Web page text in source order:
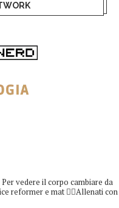
Per vedere il corpo cambiare da
reformer e mat 👇🏻Allenati con